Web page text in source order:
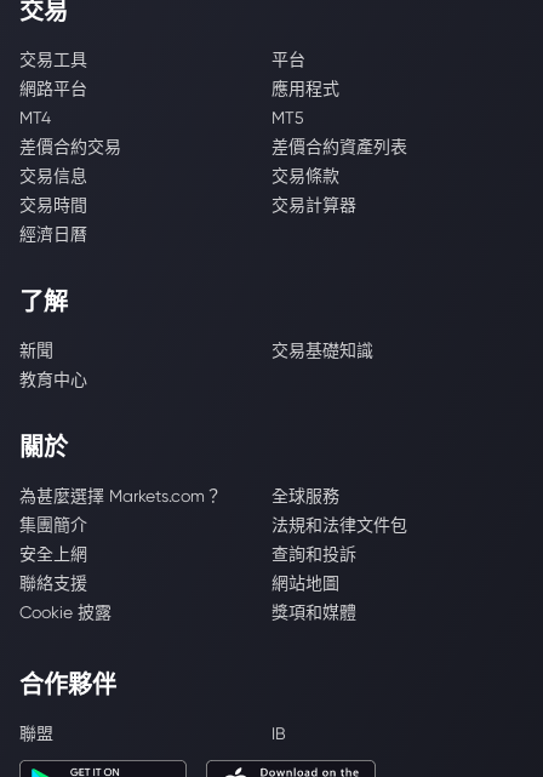
交易
交易工具
平台
網路平台
應用程式
MT4
MT5
差價合約交易
差價合約資產列表
交易信息
交易條款
交易時間
交易計算器
經濟日曆
了解
新聞
交易基礎知識
教育中心
關於
為甚麼選擇 Markets.com？
全球服務
集團簡介
法規和法律文件包
安全上網
查詢和投訴
聯絡支援
網站地圖
Cookie 披露
獎項和媒體
合作夥伴
聯盟 IB